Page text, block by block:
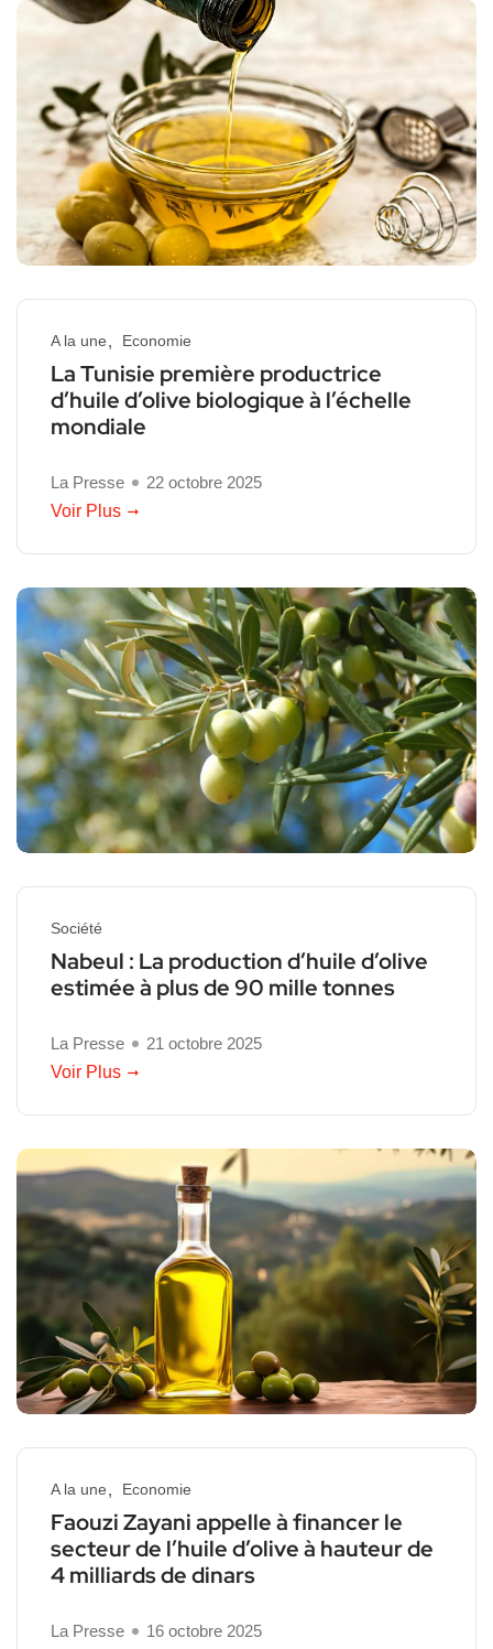
A la une Economie
La Tunisie première productrice
d’huile d’olive biologique à l’échelle
mondiale
La Presse
22 octobre 2025
Voir Plus
Société
Nabeul : La production d’huile d’olive
estimée à plus de 90 mille tonnes
La Presse
21 octobre 2025
Voir Plus
A la une Economie
Faouzi Zayani appelle à financer le
secteur de l’huile d’olive à hauteur de
4 milliards de dinars
La Presse 16 octobre 2025